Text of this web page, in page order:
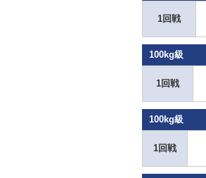
1回戦
100kg級
1回戦
100kg級
1回戦